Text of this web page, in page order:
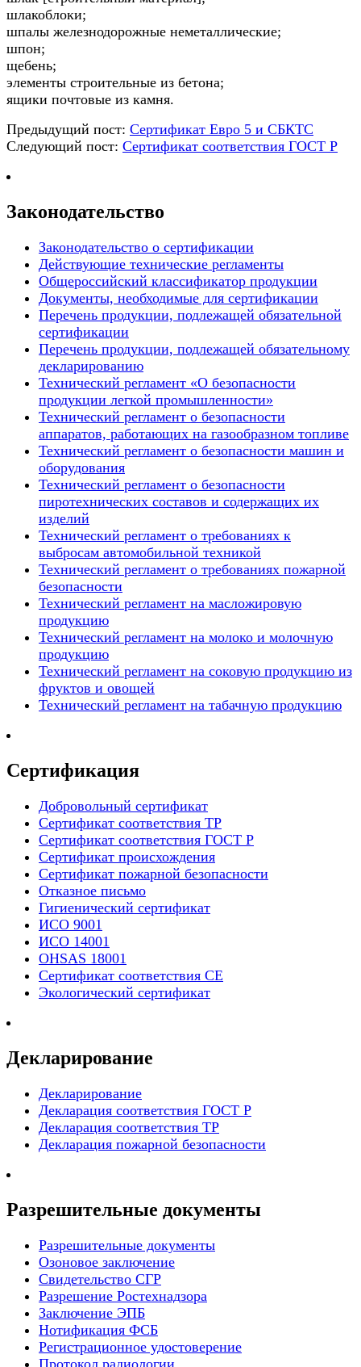
шлакоблоки;
шпалы железнодорожные неметаллические;
шпон;
щебень;
элементы строительные из бетона;
ящики почтовые из камня.
Предыдущий пост: Сертификат Евро 5 и СБКТС
Следующий пост: Сертификат соответствия ГОСТ Р
Законодательство
Законодательство о сертификации
Действующие технические регламенты
Общероссийский классификатор продукции
Документы, необходимые для сертификации
Перечень продукции, подлежащей обязательной
сертификации
Перечень продукции, подлежащей обязательному
декларированию
Технический регламент «О безопасности
продукции легкой промышленности»
Технический регламент о безопасности
аппаратов, работающих на газообразном топливе
Технический регламент о безопасности машин и
оборудования
Технический регламент о безопасности
пиротехнических составов и содержащих их
изделий
Технический регламент о требованиях к
выбросам автомобильной техникой
Технический регламент о требованиях пожарной
безопасности
Технический регламент на масложировую
продукцию
Технический регламент на молоко и молочную
продукцию
Технический регламент на соковую продукцию из
фруктов и овощей
Технический регламент на табачную продукцию
Сертификация
Добровольный сертификат
Сертификат соответствия ТР
Сертификат соответствия ГОСТ Р
Сертификат происхождения
Сертификат пожарной безопасности
Отказное письмо
Гигиенический сертификат
ИСО 9001
ИСО 14001
OHSAS 18001
Сертификат соответствия СЕ
Экологический сертификат
Декларирование
Декларирование
Декларация соответствия ГОСТ Р
Декларация соответствия ТР
Декларация пожарной безопасности
Разрешительные документы
Разрешительные документы
Озоновое заключение
Свидетельство СГР
Разрешение Ростехнадзора
Заключение ЭПБ
Нотификация ФСБ
Регистрационное удостоверение
Протокол радиологии